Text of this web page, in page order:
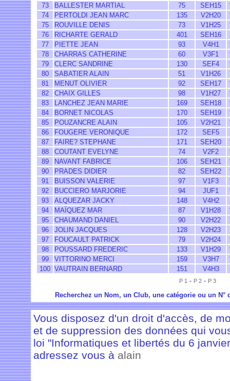
73
BALLESTER MARTIAL 75 SEH15
74
PERTOLDI JEAN MARC 135 V2H20
75
ROUVILLE DENIS 73 V1H25
76
RICHARTE GERALD 401 SEH16
77
PIETTE JEAN 93 V4H1
78
CHARRAS CATHERINE 60 V3F1
79
CLERC SANDRINE 130 SEF4
80
SABATIER ALAIN 51 V1H26
81
MENUT OLIVIER 92 SEH17
82
CHAIX GILLES 98 V1H27
83
LANCHEZ JEAN MARIE 169 SEH18
84
BORNET NICOLAS 170 SEH19
85
POUZANCRE ALAIN 105 V2H21
86
FOUGERE VERONIQUE 172 SEF5
87
FAIRE? STEPHANE 171 SEH20
88
COUTANT EVELYNE 74 V2F2
89
NAVANT FABRICE 106 SEH21
90
PRADES DIDIER 82 SEH22
91
BUISSON VALERIE 97 V1F3
92
BUCCIERO MARJORIE 94 JUF1
93
ALQUEZAR JACKY 148 V4H2
94
MAÏQUEZ MAR 87 V1H28
95
CHAUMAND DANIEL 90 V2H22
96
JOLIN JACQUES 128 V2H23
97
FOUCAULT PATRICK 79 V2H24
98
POUSSARD FREDERIC 133 V1H29
99
VITTORINO MERCI 159 V3H7
100 VAUTRAIN BERNARD 151 V4H3
P 1 - P 2 - P 3
Recherchez un Nom, un Club, une catégorie ou un N°
Vous disposez d'un droit d'accès, de
et de suppression des données qui
loi "Informatiques et libertés du 6
adressez vous à alain